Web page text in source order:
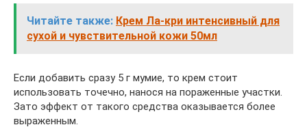
Читайте также: Крем Ла-кри интенсивный для
сухой и чувствительной кожи 50мл
Если добавить сразу 5 г мумие, то крем стоит
использовать точечно, нанося на пораженные участки.
Зато эффект от такого средства оказывается более
выраженным.